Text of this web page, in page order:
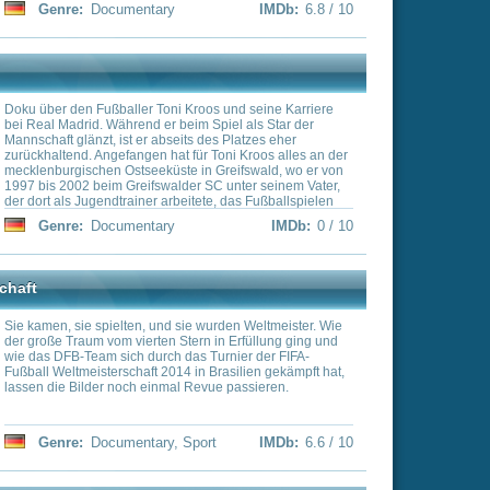
dessen Privatleben
Werdegang von
IMDb:6.6 / 10
über das Leben
Benutzt wurden
und zeitversetzte
Nektarsammeln
Schnecken bei der
ihrer Beute.
zu sehen, der seine
die zum
Mosquito
Welten, von denen
ein besseres Verständnis
IMDb: 7.9 / 10
Oft entstehen
bringt eine Kerze
überwindet weite
wie die Dampfmaschine,
das Leben der
einfachen Hammer
Dokumentation zeigt
in sämtlichen Größen
Schöpfer
und